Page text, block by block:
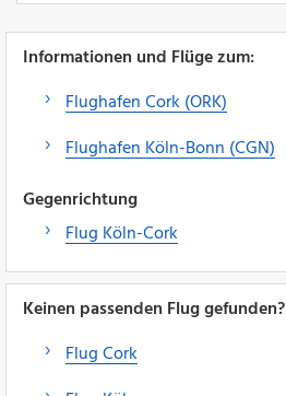
Informationen und Flüge zum:
Flughafen Cork (ORK)
Flughafen Köln-Bonn (CGN)
Gegenrichtung
Flug Köln-Cork
Keinen passenden Flug gefunden?
Flug Cork